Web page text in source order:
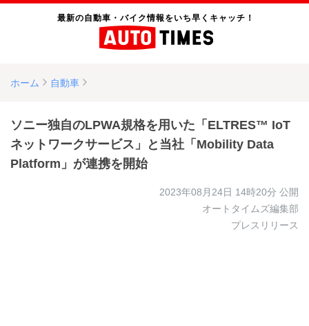
最新の自動車・バイク情報をいち早くキャッチ！
ホーム 自動車
ソニー独自のLPWA規格を用いた「ELTRES™ IoT
ネットワークサービス」と当社「Mobility Data
Platform」が連携を開始
2023年08月24日 14時20分 公開
オートタイムズ編集部
プレスリリース